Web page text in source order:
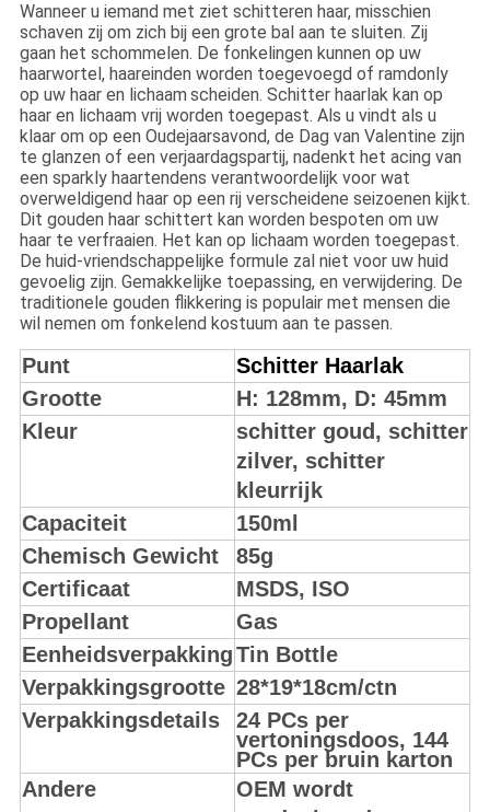
Wanneer u iemand met ziet schitteren haar, misschien
schaven zij om zich bij een grote bal aan te sluiten. Zij
gaan het schommelen. De fonkelingen kunnen op uw
haarwortel, haareinden worden toegevoegd of ramdonly
op uw haar en lichaam scheiden. Schitter haarlak kan op
haar en lichaam vrij worden toegepast. Als u vindt als u
klaar om op een Oudejaarsavond, de Dag van Valentine zijn
te glanzen of een verjaardagspartij, nadenkt het acing van
een sparkly haartendens verantwoordelijk voor wat
overweldigend haar op een rij verscheidene seizoenen kijkt.
Dit gouden haar schittert kan worden bespoten om uw
haar te verfraaien. Het kan op lichaam worden toegepast.
De huid-vriendschappelijke formule zal niet voor uw huid
gevoelig zijn. Gemakkelijke toepassing, en verwijdering. De
traditionele gouden flikkering is populair met mensen die
wil nemen om fonkelend kostuum aan te passen.
Punt
Schitter Haarlak
Grootte
H: 128mm, D: 45mm
Kleur
schitter goud, schitter
zilver, schitter
kleurrijk
Capaciteit
150ml
Chemisch Gewicht
85g
Certificaat
MSDS, ISO
Propellant
Gas
EenheidsverpakkingTin Bottle
Verpakkingsgrootte 28*19*18cm/ctn
Verpakkingsdetails
24 PCs per
vertoningsdoos, 144
PCs per bruin karton
Andere
OEM wordt